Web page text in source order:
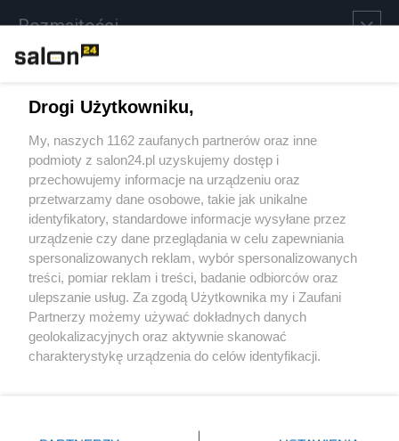
Rozmaitości
Sport
Społeczeństwo
Kultura
X Facebook Instagram Youtube
Drogi Użytkowniku,
My, naszych 1162 zaufanych partnerów oraz inne
podmioty z salon24.pl uzyskujemy dostęp i
przechowujemy informacje na urządzeniu oraz
przetwarzamy dane osobowe, takie jak unikalne
identyfikatory, standardowe informacje wysyłane przez
urządzenie czy dane przeglądania w celu zapewniania
spersonalizowanych reklam, wybór spersonalizowanych
treści, pomiar reklam i treści, badanie odbiorców oraz
ulepszanie usług. Za zgodą Użytkownika my i Zaufani
Partnerzy możemy używać dokładnych danych
geolokalizacyjnych oraz aktywnie skanować
charakterystykę urządzenia do celów identyfikacji.
zmienić/wycofać klikając przycisk ustawień prywatności